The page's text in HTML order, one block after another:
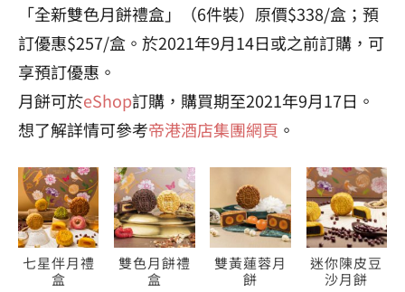
「全新雙色月餅禮盒」（6件裝）原價$338/盒；預
訂優惠$257/盒。於2021年9月14日或之前訂購，可
享預訂優惠。
月餅可於eShop訂購，購買期至2021年9月17日。
想了解詳情可參考帝港酒店集團網頁 。
七星伴月禮
盒
雙色月餅禮
盒
雙黃蓮蓉月
餅
迷你陳皮豆
沙月餅